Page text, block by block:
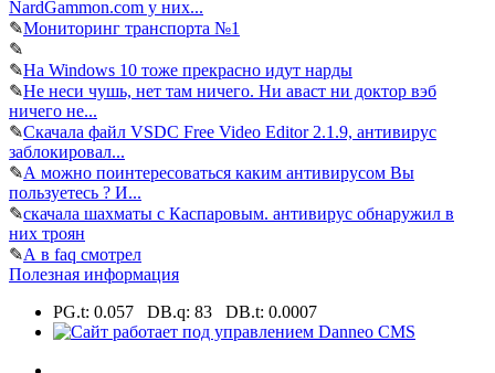
NardGammon.com у них...
✎Мониторинг транспорта №1
✎
✎На Windows 10 тоже прекрасно идут нарды
✎Не неси чушь, нет там ничего. Ни аваст ни доктор вэб
ничего не...
✎Скачала файл VSDC Free Video Editor 2.1.9, антивирус
заблокировал...
✎А можно поинтересоваться каким антивирусом Вы
пользуетесь ? И...
✎скачала шахматы с Каспаровым. антивирус обнаружил в
них троян
✎А в faq смотрел
Полезная информация
PG.t: 0.057 DB.q: 83 DB.t: 0.0007